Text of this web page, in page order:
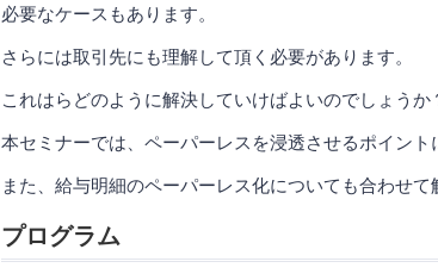
必要なケースもあります。
さらには取引先にも理解して頂く必要があります。
これはらどのように解決していけばよいのでしょうか
本セミナーでは、ペーパーレスを浸透させるポイン
また、給与明細のペーパーレス化についても合わせて
プログラム